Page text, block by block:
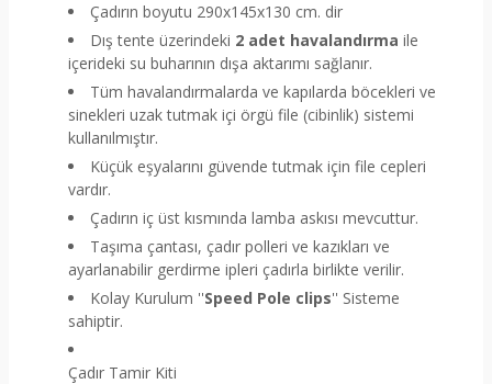
Çadırın boyutu 290x145x130 cm. dir
Dış tente üzerindeki 2 adet havalandırma ile
içerideki su buharının dışa aktarımı sağlanır.
Tüm havalandırmalarda ve kapılarda böcekleri ve
sinekleri uzak tutmak içi örgü file (cibinlik) sistemi
kullanılmıştır.
Küçük eşyalarını güvende tutmak için file cepleri
vardır.
Çadırın iç üst kısmında lamba askısı mevcuttur.
Taşıma çantası, çadır polleri ve kazıkları ve
ayarlanabilir gerdirme ipleri çadırla birlikte verilir.
Kolay Kurulum ''Speed Pole clips'' Sisteme
sahiptir.
Çadır Tamir Kiti